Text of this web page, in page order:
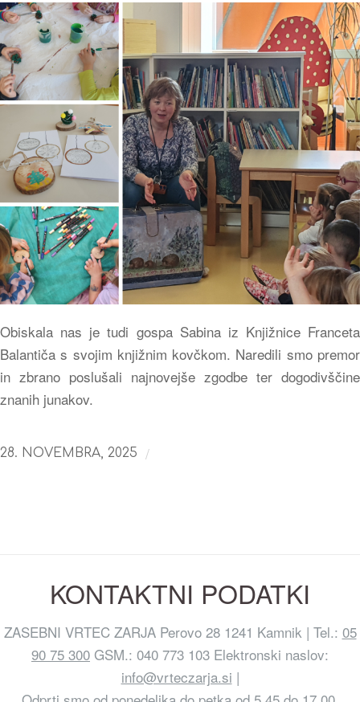
Obiskala nas je tudi gospa Sabina iz Knjižnice Franceta
Balantiča s svojim knjižnim kovčkom. Naredili smo premor
in zbrano poslušali najnovejše zgodbe ter dogodivščine
znanih junakov.
28. NOVEMBRA, 2025 /
KONTAKTNI PODATKI
ZASEBNI VRTEC ZARJA Perovo 28 1241 Kamnik | Tel.: 05
90 75 300 GSM.: 040 773 103 Elektronski naslov:
info@vrteczarja.si |